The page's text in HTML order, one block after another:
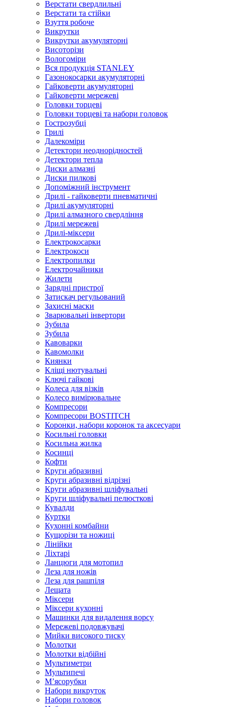
Верстати свердлильні
Верстати та стійки
Взуття робоче
Викрутки
Викрутки акумуляторні
Висоторізи
Вологоміри
Вся продукція STANLEY
Газонокосарки акумуляторні
Гайковерти акумуляторні
Гайковерти мережеві
Головки торцеві
Головки торцеві та набори головок
Гострозубці
Грилі
Далекоміри
Детектори неоднорідностей
Детектори тепла
Диски алмазні
Диски пилкові
Допоміжний інструмент
Дрилі - гайковерти пневматичні
Дрилі акумуляторні
Дрилі алмазного свердління
Дрилі мережеві
Дрилі-міксери
Електрокосарки
Електрокоси
Електропилки
Електрочайники
Жилети
Зарядні пристрої
Затискач регульований
Захисні маски
Зварювальні інвертори
Зубила
Зубила
Кавоварки
Кавомолки
Киянки
Кліщі нютувальні
Ключі гайкові
Колеса для візків
Колесо вимірювальне
Компресори
Компресори BOSTITCH
Коронки, набори коронок та аксесуари
Косильні головки
Косильна жилка
Косинці
Кофти
Круги абразивні
Круги абразивні відрізні
Круги абразивні шліфувальні
Круги шліфувальні пелюсткові
Кувалди
Куртки
Кухонні комбайни
Кущорізи та ножиці
Лінійки
Ліхтарі
Ланцюги для мотопил
Леза для ножів
Леза для рашпіля
Лещата
Міксери
Міксери кухонні
Машинки для видалення ворсу
Мережеві подовжувачі
Мийки високого тиску
Молотки
Молотки відбійні
Мультиметри
Мультипечі
М’ясорубки
Набори викруток
Набори головок